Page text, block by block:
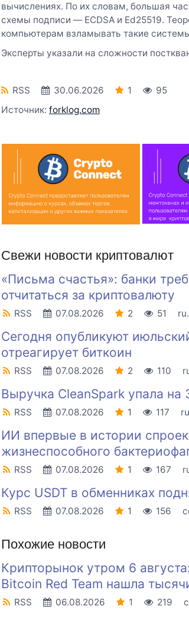
вычислениях. По их словам, большая
схемы подписи — ECDSA и Ed25519.
компьютерам взламывать такие
Эксперты указали на сложности
RSS 30.06.2026 1
95
Источник: forklog.com
Свежи новости криптовалют
«Письма счастья»: банки
отчитаться за криптовалюту
RSS 07.08.2026 2 51
Сегодня опубликуют
отреагирует биткоин
RSS 07.08.2026 2 110
Выручка CleanSpark упала на
RSS 07.08.2026 1 117
ИИ впервые в истории
жизнеспособного
RSS 07.08.2026 1 167
Курс USDT в обменниках
RSS 07.08.2026 1 156
Похожие новости
Крипторынок утром 6
Bitcoin Red Team нашла
RSS 06.08.2026 1 219